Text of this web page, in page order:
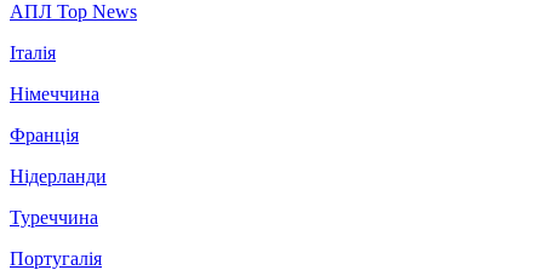
АПЛ Top News
Італія
Німеччина
Франція
Нідерланди
Туреччина
Португалія